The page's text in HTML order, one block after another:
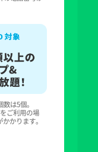
対象
は5個。
ご利用の場
かります。